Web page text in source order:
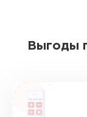
Выгоды